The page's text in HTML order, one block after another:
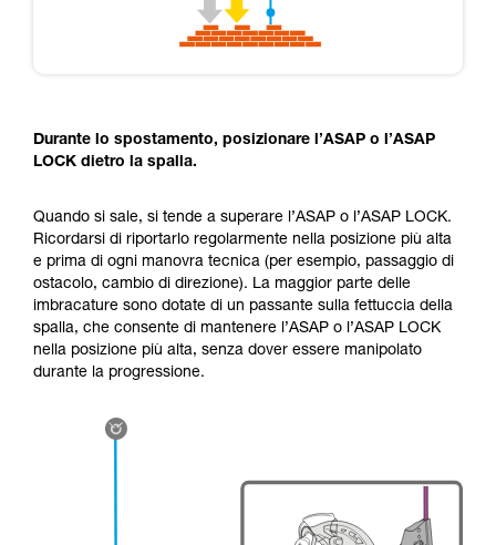
Durante lo spostamento, posizionare l’ASAP o l’ASAP
LOCK dietro la spalla.
Quando si sale, si tende a superare l’ASAP o l’ASAP LOCK.
Ricordarsi di riportarlo regolarmente nella posizione più alta
e prima di ogni manovra tecnica (per esempio, passaggio di
ostacolo, cambio di direzione). La maggior parte delle
imbracature sono dotate di un passante sulla fettuccia della
spalla, che consente di mantenere l’ASAP o l’ASAP LOCK
nella posizione più alta, senza dover essere manipolato
durante la progressione.